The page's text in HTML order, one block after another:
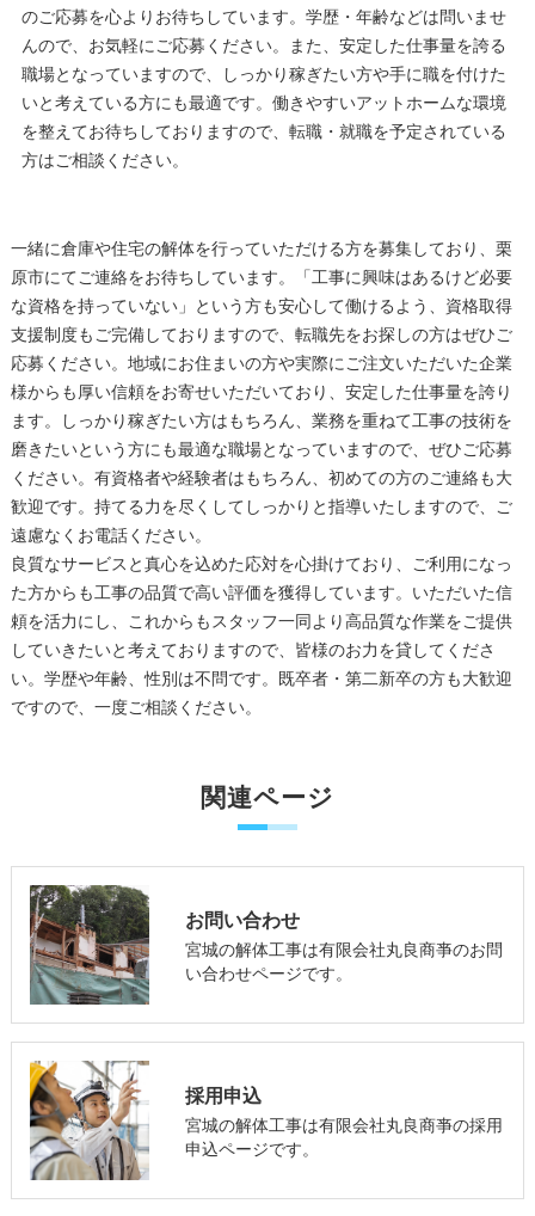
のご応募を心よりお待ちしています。学歴・年齢などは問いませ
んので、お気軽にご応募ください。また、安定した仕事量を誇る
職場となっていますので、しっかり稼ぎたい方や手に職を付けた
いと考えている方にも最適です。働きやすいアットホームな環境
を整えてお待ちしておりますので、転職・就職を予定されている
方はご相談ください。
一緒に倉庫や住宅の解体を行っていただける方を募集しており、栗
原市にてご連絡をお待ちしています。「工事に興味はあるけど必要
な資格を持っていない」という方も安心して働けるよう、資格取得
支援制度もご完備しておりますので、転職先をお探しの方はぜひご
応募ください。地域にお住まいの方や実際にご注文いただいた企業
様からも厚い信頼をお寄せいただいており、安定した仕事量を誇り
ます。しっかり稼ぎたい方はもちろん、業務を重ねて工事の技術を
磨きたいという方にも最適な職場となっていますので、ぜひご応募
ください。有資格者や経験者はもちろん、初めての方のご連絡も大
歓迎です。持てる力を尽くしてしっかりと指導いたしますので、ご
遠慮なくお電話ください。
良質なサービスと真心を込めた応対を心掛けており、ご利用になっ
た方からも工事の品質で高い評価を獲得しています。いただいた信
頼を活力にし、これからもスタッフ一同より高品質な作業をご提供
していきたいと考えておりますので、皆様のお力を貸してくださ
い。学歴や年齢、性別は不問です。既卒者・第二新卒の方も大歓迎
ですので、一度ご相談ください。
関連ページ
お問い合わせ
宮城の解体工事は有限会社丸良商亊のお問
い合わせページです。
採用申込
宮城の解体工事は有限会社丸良商亊の採用
申込ページです。